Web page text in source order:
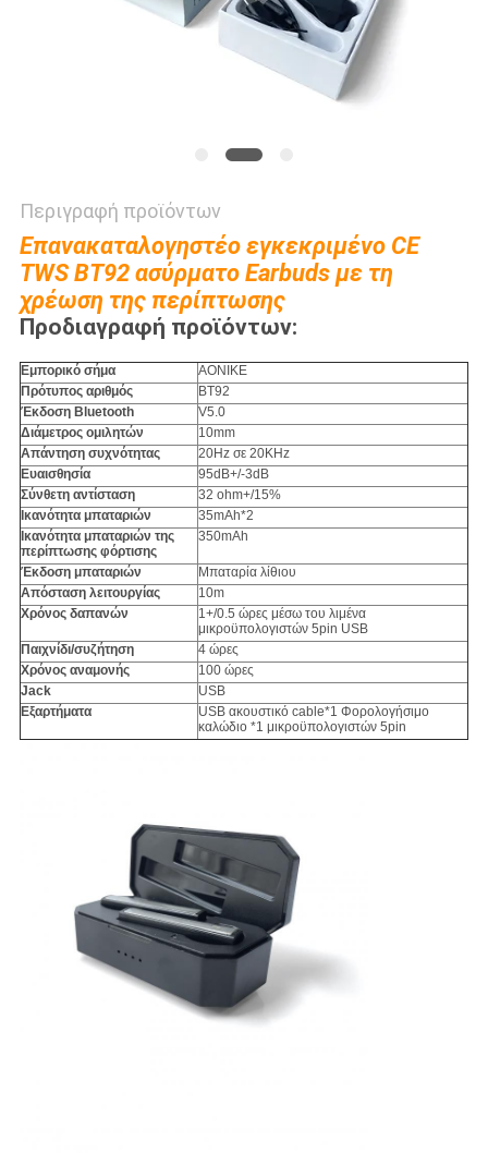
Περιγραφή προϊόντων
Επανακαταλογηστέο εγκεκριμένο CE
TWS BT92 ασύρματο Earbuds με τη
χρέωση της περίπτωσης
Προδιαγραφή προϊόντων:
Εμπορικό σήμα
AONIKE
Πρότυπος αριθμός
BT92
Έκδοση Bluetooth
V5.0
Διάμετρος ομιλητών
10mm
Απάντηση συχνότητας
20Hz σε 20KHz
Ευαισθησία
95dB+/-3dB
Σύνθετη αντίσταση
32 ohm+/15%
Ικανότητα μπαταριών
35mAh*2
Ικανότητα μπαταριών της
περίπτωσης φόρτισης
350mAh
Έκδοση μπαταριών
Μπαταρία λίθιου
Απόσταση λειτουργίας
10m
Χρόνος δαπανών
1+/0.5 ώρες μέσω του λιμένα
μικροϋπολογιστών 5pin USB
Παιχνίδι/συζήτηση
4 ώρες
Χρόνος αναμονής
100 ώρες
Jack
USB
Εξαρτήματα
USB ακουστικό cable*1 Φορολογήσιμο
καλώδιο *1 μικροϋπολογιστών 5pin